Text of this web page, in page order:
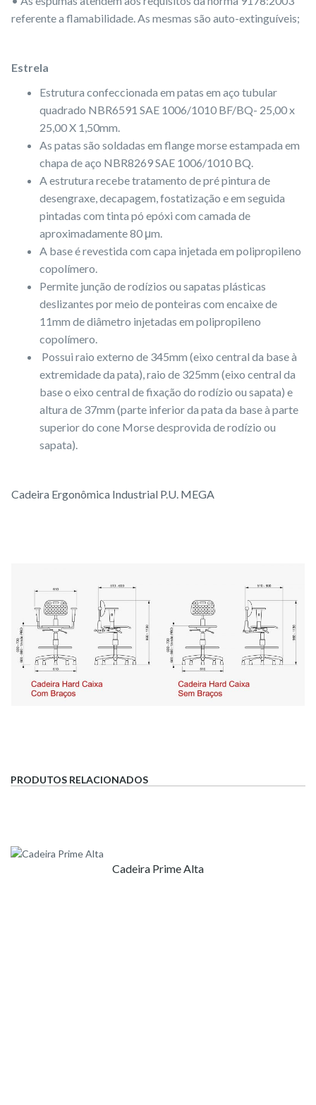
referente a flamabilidade. As mesmas são auto-extinguíveis;
Estrela
Estrutura confeccionada em patas em aço tubular
quadrado NBR6591 SAE 1006/1010 BF/BQ- 25,00 x
25,00 X 1,50mm.
As patas são soldadas em flange morse estampada em
chapa de aço NBR8269 SAE 1006/1010 BQ.
A estrutura recebe tratamento de pré pintura de
desengraxe, decapagem, fostatização e em seguida
pintadas com tinta pó epóxi com camada de
aproximadamente 80 μm.
A base é revestida com capa injetada em polipropileno
copolímero.
Permite junção de rodízios ou sapatas plásticas
deslizantes por meio de ponteiras com encaixe de
11mm de diâmetro injetadas em polipropileno
copolímero.
Possui raio externo de 345mm (eixo central da base à
extremidade da pata), raio de 325mm (eixo central da
base o eixo central de fixação do rodízio ou sapata) e
altura de 37mm (parte inferior da pata da base à parte
superior do cone Morse desprovida de rodízio ou
sapata).
Cadeira Ergonômica Industrial P.U. MEGA
PRODUTOS RELACIONADOS
Cadeira Prime Alta